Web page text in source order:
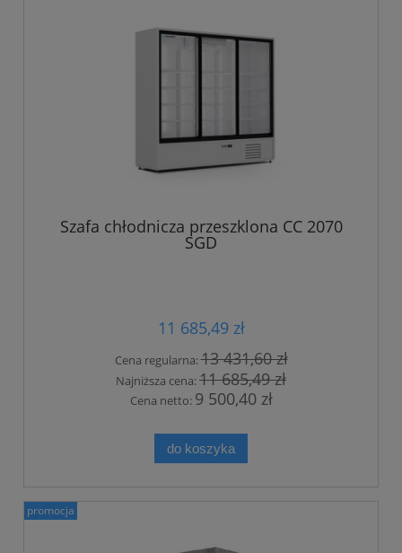
Szafa chłodnicza przeszklona CC 2070
SGD
11 685,49 zł
Cena regularna:13 431,60 zł
Najniższa cena:11 685,49 zł
Cena netto: 9 500,40 zł
do koszyka
promocja